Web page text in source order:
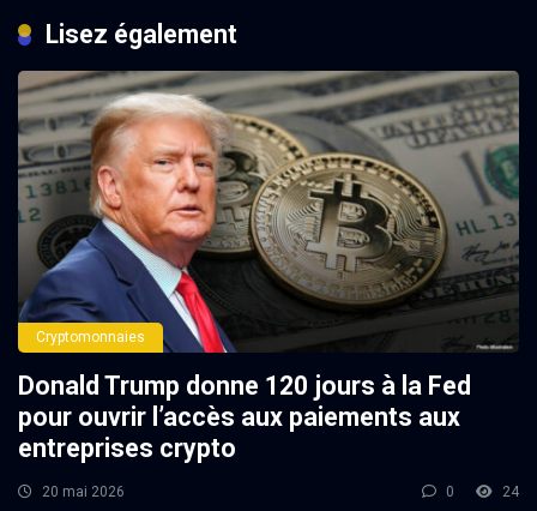
Lisez également
Cryptomonnaies
Donald Trump donne 120 jours à la Fed
pour ouvrir l’accès aux paiements aux
entreprises crypto
20 mai 2026 0 24